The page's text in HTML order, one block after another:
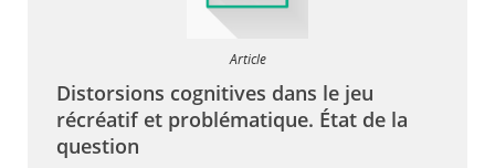
Article
Distorsions cognitives dans le jeu
récréatif et problématique. État de la
question